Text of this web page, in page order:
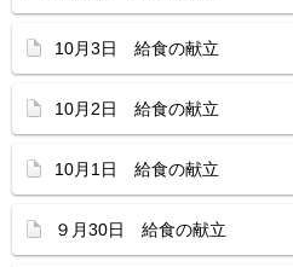
10月3日 給食の献立
10月2日 給食の献立
10月1日 給食の献立
９月30日 給食の献立